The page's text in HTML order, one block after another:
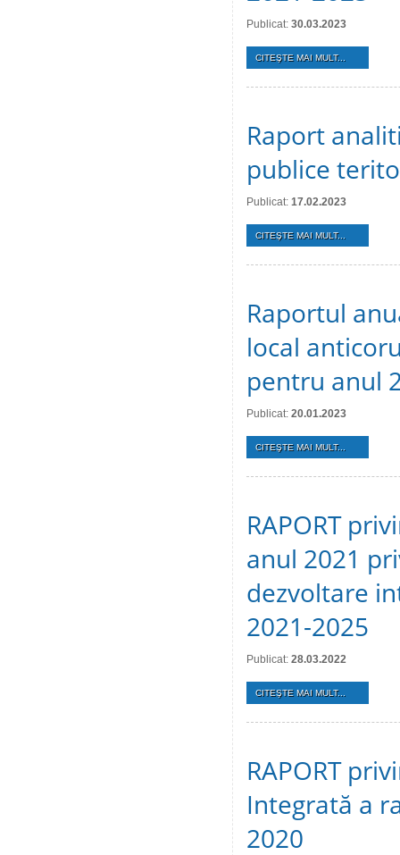
Publicat: 30.03.2023
CITEŞTE MAI MULT...
Raport
publice
Publicat: 17.02.2023
CITEŞTE MAI MULT...
Raportul
local
pentru anul
Publicat: 20.01.2023
CITEŞTE MAI MULT...
RAPORT
anul 2021
dezvoltare
2021-2025
Publicat: 28.03.2022
CITEŞTE MAI MULT...
RAPORT
Integrată a
2020